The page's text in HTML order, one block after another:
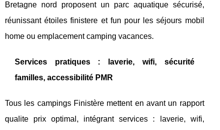
Bretagne nord proposent un parc aquatique sécurisé,
réunissant étoiles finistere et fun pour les séjours mobil
home ou emplacement camping vacances.
Services pratiques : laverie, wifi, sécurité
familles, accessibilité PMR
Tous les campings Finistère mettent en avant un rapport
qualite prix optimal, intégrant services : laverie, wifi,